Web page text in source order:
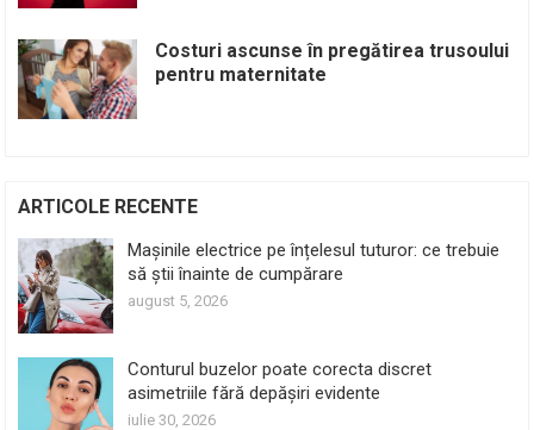
Costuri ascunse în pregătirea trusoului
pentru maternitate
ARTICOLE RECENTE
Mașinile electrice pe înțelesul tuturor: ce trebuie
să știi înainte de cumpărare
august 5, 2026
Conturul buzelor poate corecta discret
asimetriile fără depășiri evidente
iulie 30, 2026